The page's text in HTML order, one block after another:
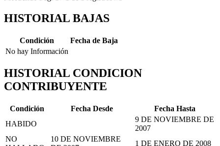
HISTORIAL BAJAS
Condición
Fecha de Baja
No hay Información
HISTORIAL CONDICION
CONTRIBUYENTE
Condición Fecha Desde
Fecha Hasta
HABIDO
9 DE NOVIEMBRE DE
2007
NO
10 DE NOVIEMBRE
1 DE ENERO DE 2008